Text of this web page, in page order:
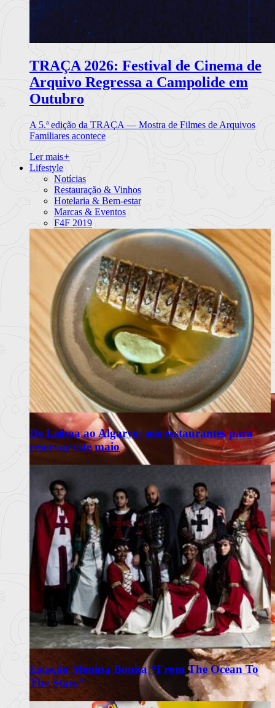
TRAÇA 2026: Festival de Cinema de
Arquivo Regressa a Campolide em
Outubro
A 5.ª edição da TRAÇA — Mostra de Filmes de Arquivos
Familiares acontece
Ler mais+
Lifestyle
Notícias
Restauração & Vinhos
Hotelaria & Bem-estar
Marcas & Eventos
F4F 2019
De Lisboa ao Algarve: seis restaurantes para
reservar este maio
Estação Menina Bonita “From The Ocean To
The Stars”